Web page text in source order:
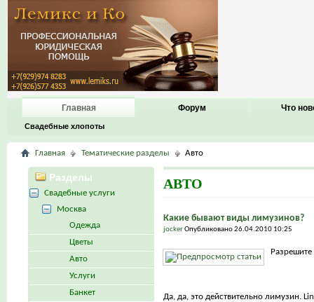
Главная
Свадебные хлопоты
Форум Что
Главная Тематические разделы Авто
АВТО
Какие бывают виды лимузинов?
jockerОпубликовано 26.04.2010 10:25
Да, да, это действительно лимузин.
Разделы
Свадебные услуги
Москва
Одежда
Цветы
Авто
Услуги
Банкет